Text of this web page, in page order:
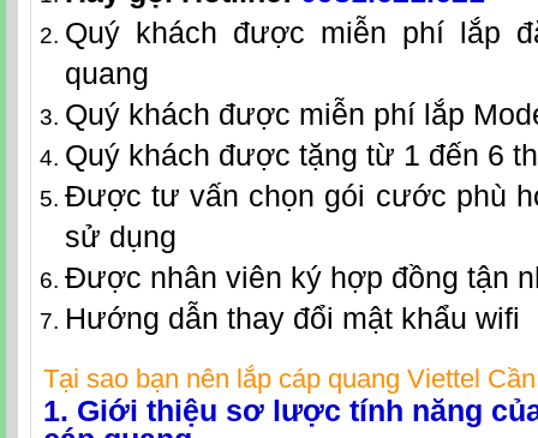
Quý khách được miễn phí lắp
quang
Quý khách được miễn phí lắp
Quý khách được tặng từ 1 đến 6
Được tư vấn chọn gói cước phù
sử dụng
Được nhân viên ký hợp đồng tận
Hướng dẫn thay đổi mật khẩu wifi
Tại sao bạn nên lắp cáp quang Viettel
1. Giới thiệu sơ lược tính năng